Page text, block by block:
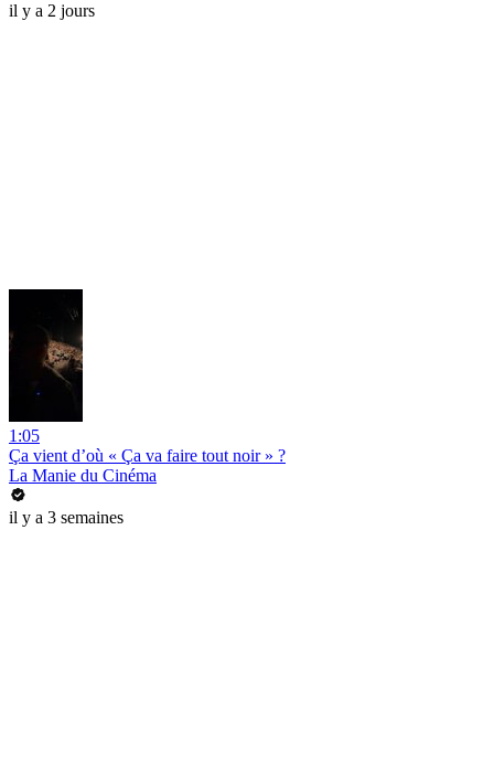
il y a 2 jours
1:05
Ça vient d’où « Ça va faire tout noir » ?
La Manie du Cinéma
il y a 3 semaines